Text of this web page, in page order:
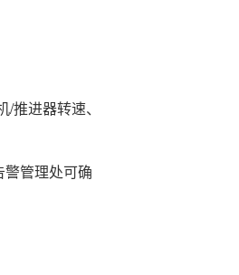
进器转速、
管理处可确